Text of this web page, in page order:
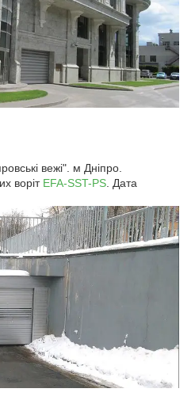
вежі". м Дніпро.
воріт EFA-SST-PS . Дата